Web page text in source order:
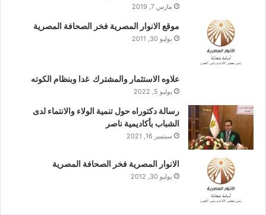
مارس 7, 2019
موقع الانوار المصرية فخر الصحافة المصرية
يوليو 30, 2011
علاوه الاستثمار والمشترك غدا وبنظام الكوته
يوليو 5, 2022
رسالة دكتوراه حول تنمية الولاء والانتماء لدى
الشباب بأكاديمية ناصر
سبتمبر 16, 2021
الانوار المصرية فخر الصحافة المصرية
يوليو 30, 2012